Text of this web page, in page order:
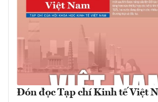
Đón đọc Tạp chí Kinh tế Việt